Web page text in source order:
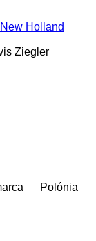
New Holland
Ziegler
Polónia